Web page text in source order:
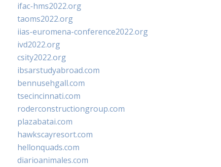
ifac-hms2022.org
taoms2022.org
iias-euromena-conference2022.org
ivd2022.org
csity2022.org
ibsarstudyabroad.com
bennusehgall.com
tsecincinnati.com
roderconstructiongroup.com
plazabatai.com
hawkscayresort.com
hellonquads.com
diarioanimales.com